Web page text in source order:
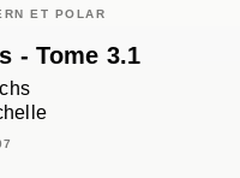
ET POLAR
- Tome 3.1